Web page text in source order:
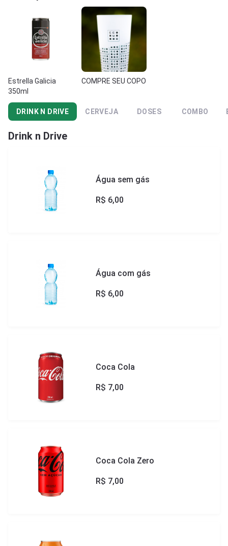
Estrella Galicia
350ml
COMPRE SEU COPO
DRINK N DRIVE CERVEJA DOSES COMBO
Drink n Drive
Água sem gás
R$ 6,00
Água com gás
R$ 6,00
Coca Cola
R$ 7,00
Coca Cola Zero
R$ 7,00